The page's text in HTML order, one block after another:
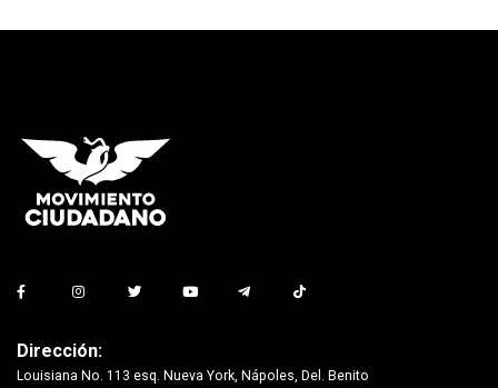
Dirección:
Louisiana No. 113 esq. Nueva York, Nápoles, Del. Benito